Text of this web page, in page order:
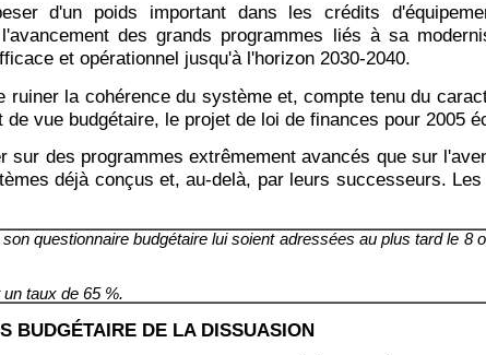
d'un poids important dans les crédits
des grands programmes liés à sa
et opérationnel jusqu'à l'horizon 2030-2040.
la cohérence du système et, compte tenu du
vue budgétaire, le projet de loi de finances pour 2005
sur des programmes extrêmement avancés que sur
déjà conçus et, au-delà, par leurs successeurs.
questionnaire budgétaire lui soient adressées au plus tard le 8
taux de 65 %.
BUDGÉTAIRE DE LA DISSUASION